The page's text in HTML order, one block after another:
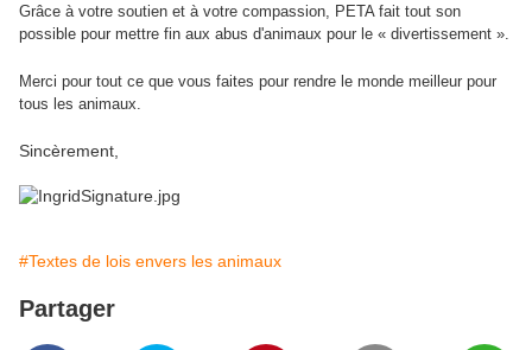
Grâce à votre soutien et à votre compassion, PETA fait tout son
possible pour mettre fin aux abus d'animaux pour le « divertissement ».
Merci pour tout ce que vous faites pour rendre le monde meilleur pour
tous les animaux.
Sincèrement,
#Textes de lois envers les animaux
Partager